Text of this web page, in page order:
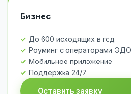
Бизнес
До 600 исходящих в год
Роуминг с операторами ЭДО
Мобильное приложение
Поддержка 24/7
Оставить заявку